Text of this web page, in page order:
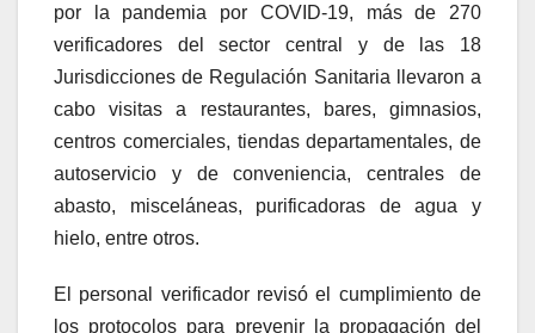
por la pandemia por COVID-19, más de 270
verificadores del sector central y de las 18
Jurisdicciones de Regulación Sanitaria llevaron a
cabo visitas a restaurantes, bares, gimnasios,
centros comerciales, tiendas departamentales, de
autoservicio y de conveniencia, centrales de
abasto, misceláneas, purificadoras de agua y
hielo, entre otros.
El personal verificador revisó el cumplimiento de
los protocolos para prevenir la propagación del